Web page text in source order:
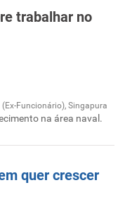
trabalhar no
Funcionário), Singapura
na área naval.
quer crescer